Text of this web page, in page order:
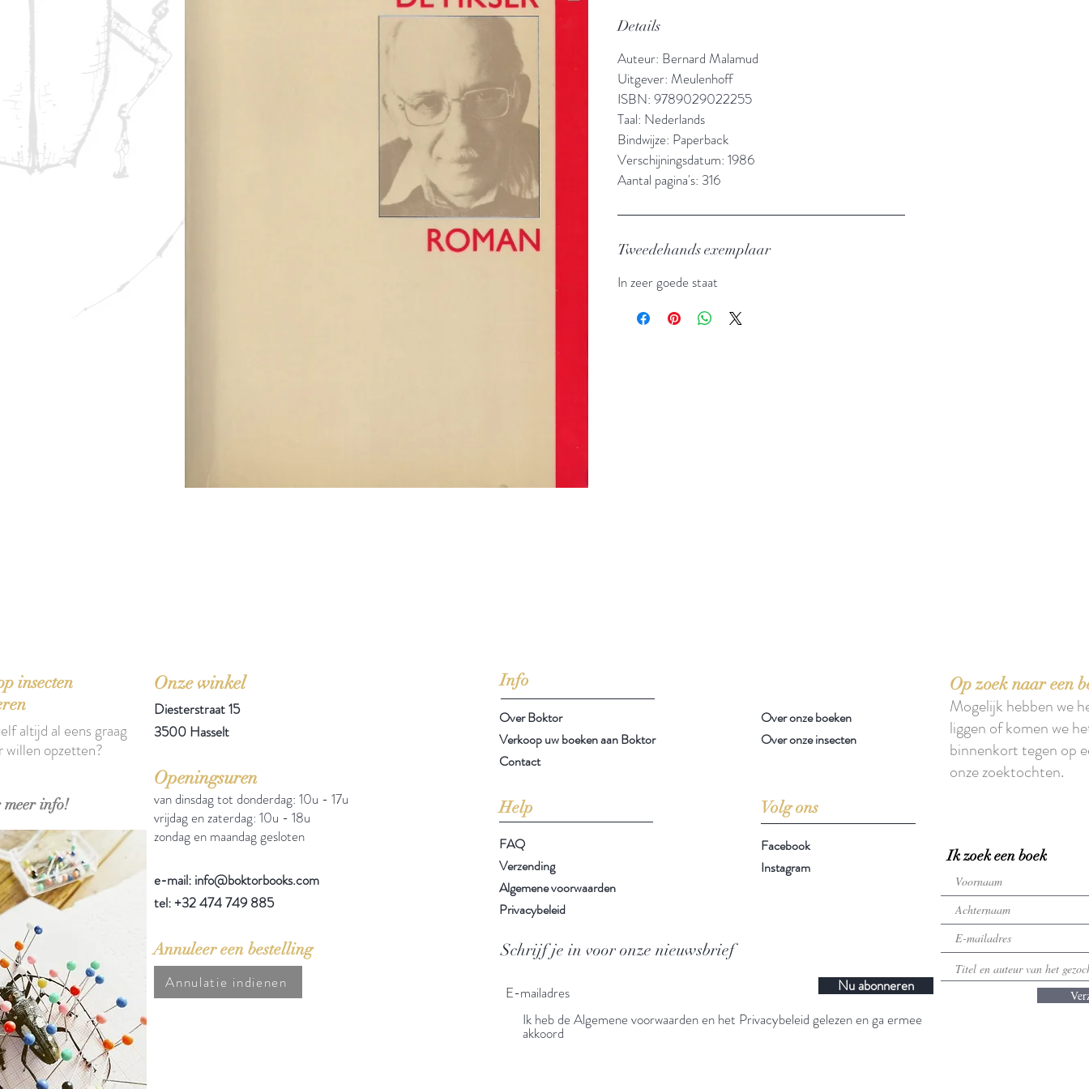
Details
Auteur: Bernard Malamud
Uitgever: Meulenhoff
ISBN: 9789029022255
Taal: Nederlands
Bindwijze: Paperback
Verschijningsdatum: 1986
Aantal pagina's: 316
Tweedehands exemplaar
In zeer goede staat
insecten
info!
altijd al eens graag
willen opzetten?
Onze winkel
Diesterstraat 15
3500 Hasselt
Openingsuren
van dinsdag tot donderdag: 10u - 17u
vrijdag en zaterdag: 10u - 18u
zondag en maandag gesloten
e-mail: info@boktorbooks.com
tel: +32 474 749 885
Info
Over Boktor
Verkoop uw boeken aan Boktor
Contact
Help Volg ons
Op zoek naar een
Mogelijk hebben we
liggen of komen we
binnenkort tegen op
onze zoektochten.
FAQ
Verzending
Algemene voorwaarden
Privacybeleid
Facebook
Instagram
Schrijf je in voor onze nieuwsbrief
Nu abonneren
Ik heb de Algemene voorwaarden en het Privacybeleid gelezen en ga ermee
akkoord
Ik zoek een boek
Over onze boeken
Over onze insecten
Annuleer een bestelling
Annulatie indienen